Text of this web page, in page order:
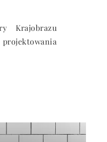
Krajobrazu
projektowania